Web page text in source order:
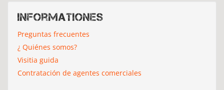
Informationes
Preguntas frecuentes
¿ Quiénes somos?
Visitia guida
Contratación de agentes comerciales